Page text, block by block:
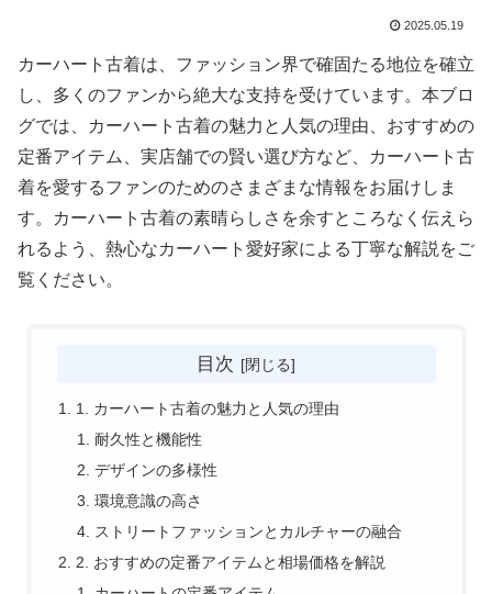
2025.05.19
カーハート古着は、ファッション界で確固たる地位を確立
し、多くのファンから絶大な支持を受けています。本ブロ
グでは、カーハート古着の魅力と人気の理由、おすすめの
定番アイテム、実店舗での賢い選び方など、カーハート古
着を愛するファンのためのさまざまな情報をお届けしま
す。カーハート古着の素晴らしさを余すところなく伝えら
れるよう、熱心なカーハート愛好家による丁寧な解説をご
覧ください。
目次
1. カーハート古着の魅力と人気の理由
耐久性と機能性
デザインの多様性
環境意識の高さ
ストリートファッションとカルチャーの融合
2. おすすめの定番アイテムと相場価格を解説